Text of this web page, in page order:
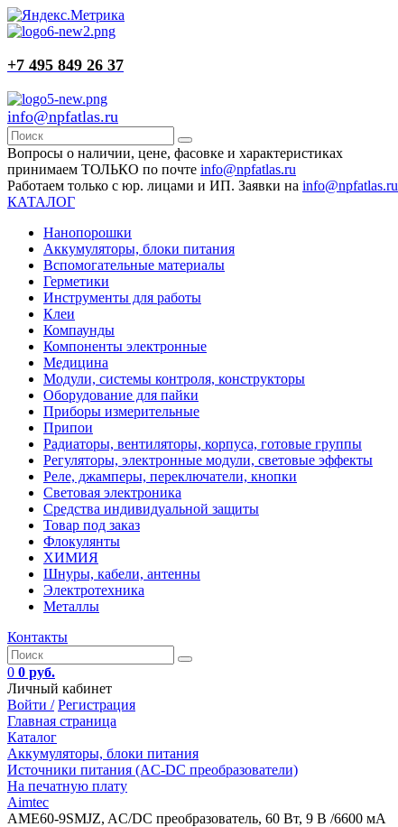
+7 495 849 26 37
info@npfatlas.ru
Вопросы о наличии, цене, фасовке и характеристиках
принимаем ТОЛЬКО по почте info@npfatlas.ru
Работаем только с юр. лицами и ИП. Заявки на info@npfatlas.ru
КАТАЛОГ
Нанопорошки
Аккумуляторы, блоки питания
Вспомогательные материалы
Герметики
Инструменты для работы
Клеи
Компаунды
Компоненты электронные
Медицина
Модули, системы контроля, конструкторы
Оборудование для пайки
Приборы измерительные
Припои
Радиаторы, вентиляторы, корпуса, готовые группы
Регуляторы, электронные модули, световые эффекты
Реле, джамперы, переключатели, кнопки
Световая электроника
Средства индивидуальной защиты
Товар под заказ
Флокулянты
ХИМИЯ
Шнуры, кабели, антенны
Электротехника
Металлы
Контакты
0 0 руб.
Личный кабинет
Войти / Регистрация
Главная страница
Каталог
Аккумуляторы, блоки питания
Источники питания (AC-DC преобразователи)
На печатную плату
Aimtec
AME60-9SMJZ, AC/DC преобразователь, 60 Вт, 9 В /6600 мА